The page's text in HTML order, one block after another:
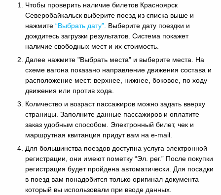
Чтобы проверить наличие билетов Красноярск
Северобайкальск выберите поезд из списка выше и
нажмите“Выбрать дату”. Выберите дату поездки и
дождитесь загрузки результатов. Система покажет
наличие свободных мест и их стоимость.
Далее нажмите "Выбрать места" и выберите места. На
схеме вагона показано направление движения состава и
расположение мест: верхнее, нижнее, боковое, по ходу
движения или против хода.
Количество и возраст пассажиров можно задать вверху
страницы. Заполните данные пассажиров и оплатите
заказ удобным способом. Электронный билет, чек и
маршрутная квитанция придут вам на e-mail.
Для большинства поездов доступна услуга электронной
регистрации, они имеют пометку “Эл. рег.” После покупки
регистрация будет пройдена автоматически. Для посадки
в поезд вам понадобится только оригинал документа
который вы использовали при вводе данных.